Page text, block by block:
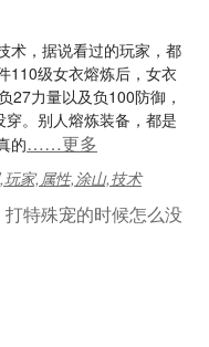
术，据说看过的玩家，都
110级女衣熔炼后，女衣
27力量以及负100防御，
。别人熔炼装备，都是
的……更多
玩家,属性,涂山,技术